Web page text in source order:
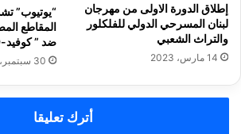
إطلاق الدورة الاولى من مهرجان
لبنان المسرحي الدولي للفلكلور
والتراث الشعبي
14 مارس، 2023
“يوتيوب”
المقاطع
ضد ” كوفيد-19 “
30 سبتمبر، 2021
أترك تعليقا